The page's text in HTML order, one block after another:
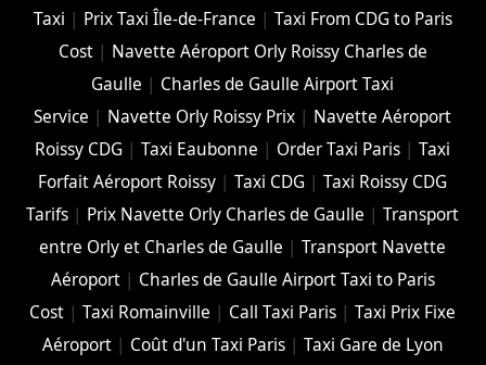
Taxi | Prix Taxi Île-de-France | Taxi From CDG to Paris
Cost| Navette Aéroport Orly Roissy Charles de
Gaulle | Charles de Gaulle Airport Taxi
Service | Navette Orly Roissy Prix | Navette Aéroport
Roissy CDG |Taxi Eaubonne | Order Taxi Paris |Taxi
Forfait Aéroport Roissy |Taxi CDG |Taxi Roissy CDG
Tarifs | Prix Navette Orly Charles de Gaulle |Transport
entre Orly et Charles de Gaulle |Transport Navette
Aéroport| Charles de Gaulle Airport Taxi to Paris
Cost |Taxi Romainville | Call Taxi Paris |Taxi Prix Fixe
Aéroport| Coût d'un Taxi Paris| Taxi Gare de Lyon